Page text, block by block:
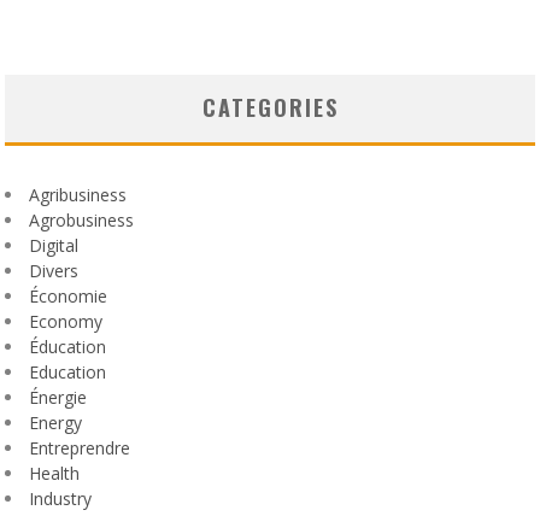
CATEGORIES
Agribusiness
Agrobusiness
Digital
Divers
Économie
Economy
Éducation
Education
Énergie
Energy
Entreprendre
Health
Industry